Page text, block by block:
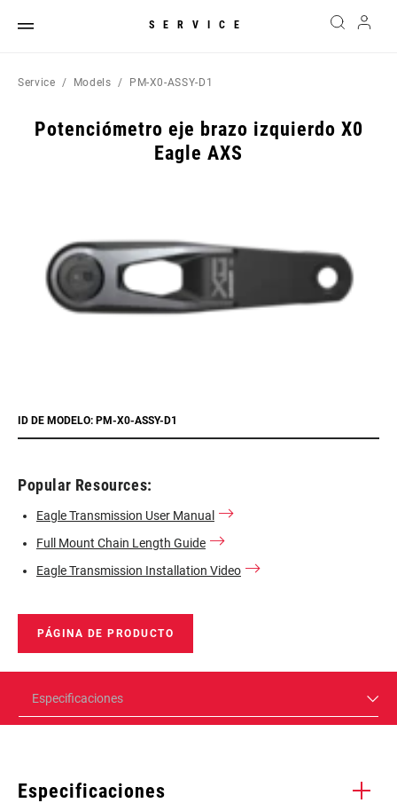
SERVICE
Service Models PM-X0-ASSY-D1
Potenciómetro eje brazo izquierdo X0
Eagle AXS
ID DE MODELO: PM-X0-ASSY-D1
Popular Resources:
Eagle Transmission User Manual
Full Mount Chain Length Guide
Eagle Transmission Installation Video
PÁGINA DE PRODUCTO
Especificaciones
Especificaciones